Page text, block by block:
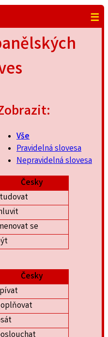
☰
Vše
Pravidelná slovesa
Nepravidelná slovesa
Česky
se
Česky